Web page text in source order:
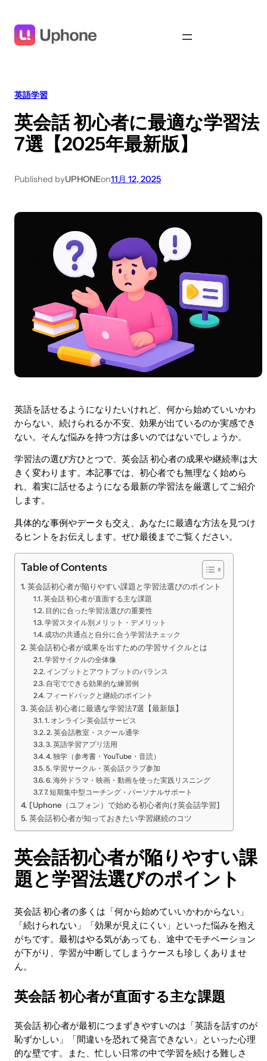
英語学習
英会話 初心者に最適な学習法
7選【2025年最新版】
Published byUPHONEon11月 12, 2025
英語を話せるようになりたいけれど、何から始めていいかわ
からない、続けられるか不安、効果が出ているのか実感でき
ない。そんな悩みを持つ方は多いのではないでしょうか。
学習法の選び方ひとつで、英会話 初心者の成果や継続率は大
きく変わります。本記事では、初心者でも無理なく始めら
れ、着実に話せるようになる最新の学習法を厳選してご紹介
します。
具体的な事例やデータも交え、あなたに最適な方法を見つけ
るヒントをお伝えします。ぜひ最後までご覧ください。
Table of Contents
英会話初心者が陥りやすい課題と学習法選びのポイント
英会話 初心者が直面する主な課題
目的に合った学習法選びの重要性
学習スタイル別メリット・デメリット
成功の共通点と自分に合う学習法チェック
英会話初心者が成果を出すための学習サイクルとは
学習サイクルの全体像
インプットとアウトプットのバランス
自宅でできる効果的な練習例
フィードバックと継続のポイント
英会話 初心者に最適な学習法7選【最新版】
1. オンライン英会話サービス
2. 英会話教室・スクール通学
3. 英語学習アプリ活用
4. 独学（参考書・YouTube・音読）
5. 学習サークル・英会話クラブ参加
6. 海外ドラマ・映画・動画を使った実践リスニング
7. 短期集中型コーチング・パーソナルサポート
[Uphone（ユフォン）で始める初心者向け英会話学習]
英会話初心者が知っておきたい学習継続のコツ
英会話初心者が陥りやすい課
題と学習法選びのポイント
英会話 初心者の多くは「何から始めていいかわからない」
「続けられない」「効果が見えにくい」といった悩みを抱え
がちです。最初はやる気があっても、途中でモチベーション
が下がり、学習が中断してしまうケースも珍しくありませ
ん。
英会話 初心者が直面する主な課題
英会話 初心者が最初につまずきやすいのは「英語を話すのが
恥ずかしい」「間違いを恐れて発言できない」といった心理
的な壁です。また、忙しい日常の中で学習を続ける難しさ